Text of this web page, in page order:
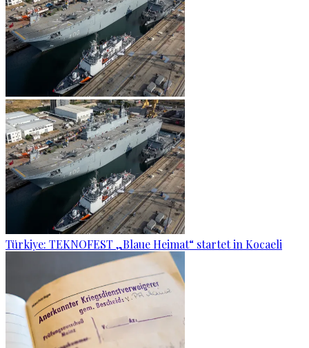
Türkiye: TEKNOFEST „Blaue Heimat“ startet in Kocaeli